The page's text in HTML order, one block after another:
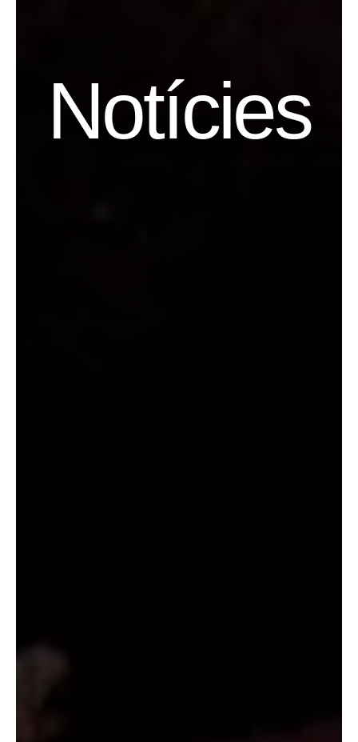
Notícies